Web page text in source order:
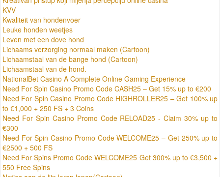
KVV
Kwaliteit van hondenvoer
Leuke honden weetjes
Leven met een dove hond
Lichaams verzorging normaal maken (Cartoon)
Lichaamstaal van de bange hond (Cartoon)
Lichaamstaal van de hond.
NationalBet Casino A Complete Online Gaming Experience
Need For Spin Casino Promo Code CASH25 – Get 15% up to €200
Need For Spin Casino Promo Code HIGHROLLER25 – Get 100% up
to €1,000 + 250 FS + 3 Coins
Need For Spin Casino Promo Code RELOAD25 - Claim 30% up to
€300
Need For Spin Casino Promo Code WELCOME25 – Get 250% up to
€2500 + 500 FS
Need For Spins Promo Code WELCOME25 Get 300% up to €3,500 +
550 Free Spins